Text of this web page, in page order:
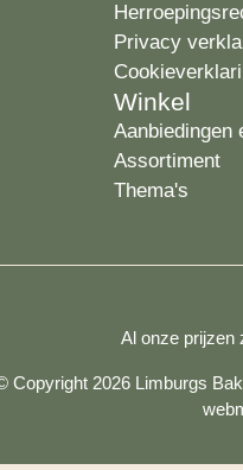
Privacy
Winkel
Aanbiedingen
Assortiment
Thema's
Al onze prijzen
Copyright 2026 Limburgs